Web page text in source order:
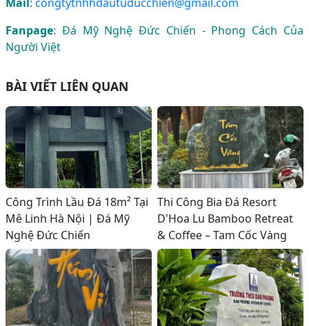
Fanpage: Đá Mỹ Nghệ Đức Chiến - Phong Cách Của
Người Việt
BÀI VIẾT LIÊN QUAN
Công Trình Lầu Đá 18m² Tại
Mê Linh Hà Nội | Đá Mỹ
Nghệ Đức Chiến
Thi Công Bia Đá Resort
D'Hoa Lu Bamboo Retreat
& Coffee – Tam Cốc Vàng